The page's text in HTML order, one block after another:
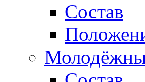
Состав